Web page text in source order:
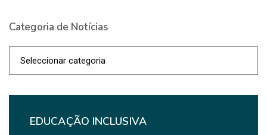
Categoria de Notícias
EDUCAÇÃO INCLUSIVA